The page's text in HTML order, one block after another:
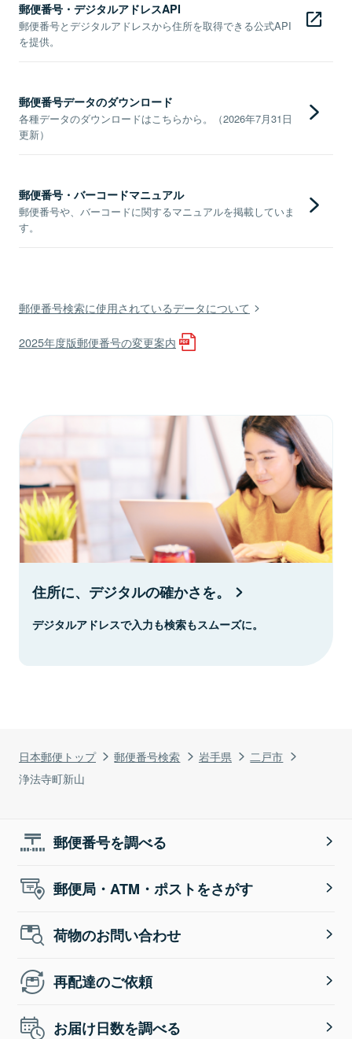
日本郵便トップ 郵便番号検索 岩手県
二戸市
浄法寺町新山
郵便番号・デジタルアドレスAPI
郵便番号とデジタルアドレスから住所を取得できる公式API
を提供。
郵便番号データのダウンロード
各種データのダウンロードはこちらから。（2026年7月31日
更新）
郵便番号・バーコードマニュアル
郵便番号や、バーコードに関するマニュアルを掲載していま
す。
郵便番号検索に使用されているデータについて
2025年度版郵便番号の変更案内
住所に、デジタルの確かさを。
デジタルアドレスで入力も検索もスムーズに。
郵便番号を調べる
郵便局・ATM・ポストをさがす
荷物のお問い合わせ
再配達のご依頼
お届け日数を調べる